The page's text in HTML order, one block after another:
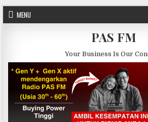
Skip to content
MENU
PAS FM
Your Business Is Our